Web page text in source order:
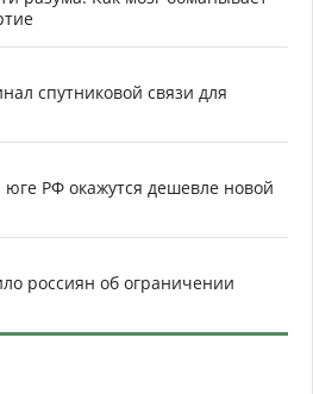
спутниковой связи для
РФ окажутся дешевле новой
россиян об ограничении